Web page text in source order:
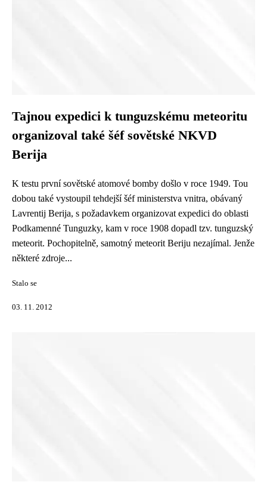
Tajnou expedici k tunguzskému meteoritu
organizoval také šéf sovětské NKVD
Berija
K testu první sovětské atomové bomby došlo v roce 1949. Tou
dobou také vystoupil tehdejší šéf ministerstva vnitra, obávaný
Lavrentij Berija, s požadavkem organizovat expedici do oblasti
Podkamenné Tunguzky, kam v roce 1908 dopadl tzv. tunguzský
meteorit. Pochopitelně, samotný meteorit Beriju nezajímal. Jenže
některé zdroje...
Stalo se
03. 11. 2012